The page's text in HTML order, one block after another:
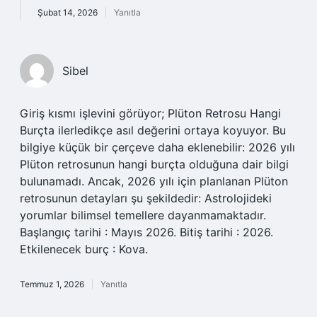
Şubat 14, 2026 Yanıtla
Sibel
Giriş kısmı işlevini görüyor; Plüton Retrosu Hangi
Burçta ilerledikçe asıl değerini ortaya koyuyor. Bu
bilgiye küçük bir çerçeve daha eklenebilir: 2026 yılı
Plüton retrosunun hangi burçta olduğuna dair bilgi
bulunamadı. Ancak, 2026 yılı için planlanan Plüton
retrosunun detayları şu şekildedir: Astrolojideki
yorumlar bilimsel temellere dayanmamaktadır.
Başlangıç tarihi : Mayıs 2026. Bitiş tarihi : 2026.
Etkilenecek burç : Kova.
Temmuz 1, 2026 Yanıtla